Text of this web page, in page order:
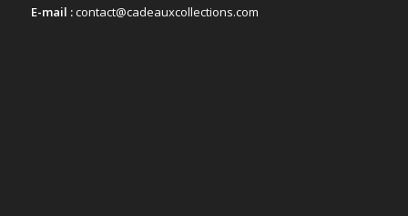
E-mail :contact@cadeauxcollections.com